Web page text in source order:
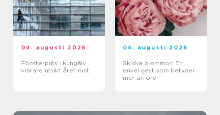
04. augusti 2026
Fönsterputs i kungälv
klarare utsikt året runt
04. augusti 2026
Skicka blommor: En
enkel gest som betyder
mer än ord